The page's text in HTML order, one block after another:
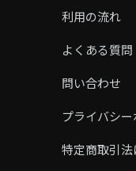
利用の流れ
よくある質問
問い合わせ
プライバシ
特定商取引